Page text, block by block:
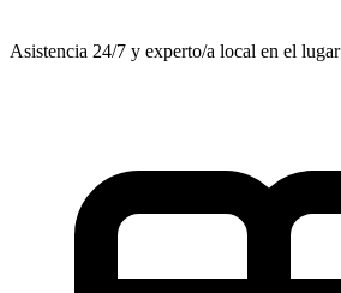
Asistencia 24/7 y experto/a local en el lugar